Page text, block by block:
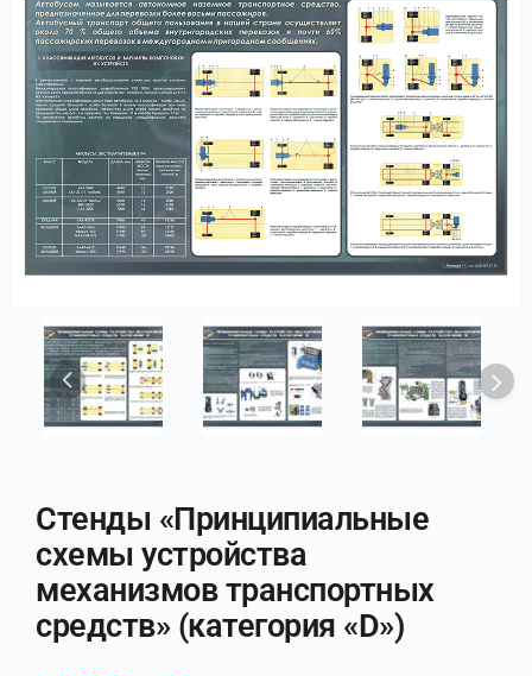
Стенды «Принципиальные
схемы устройства
механизмов транспортных
средств» (категория «D»)